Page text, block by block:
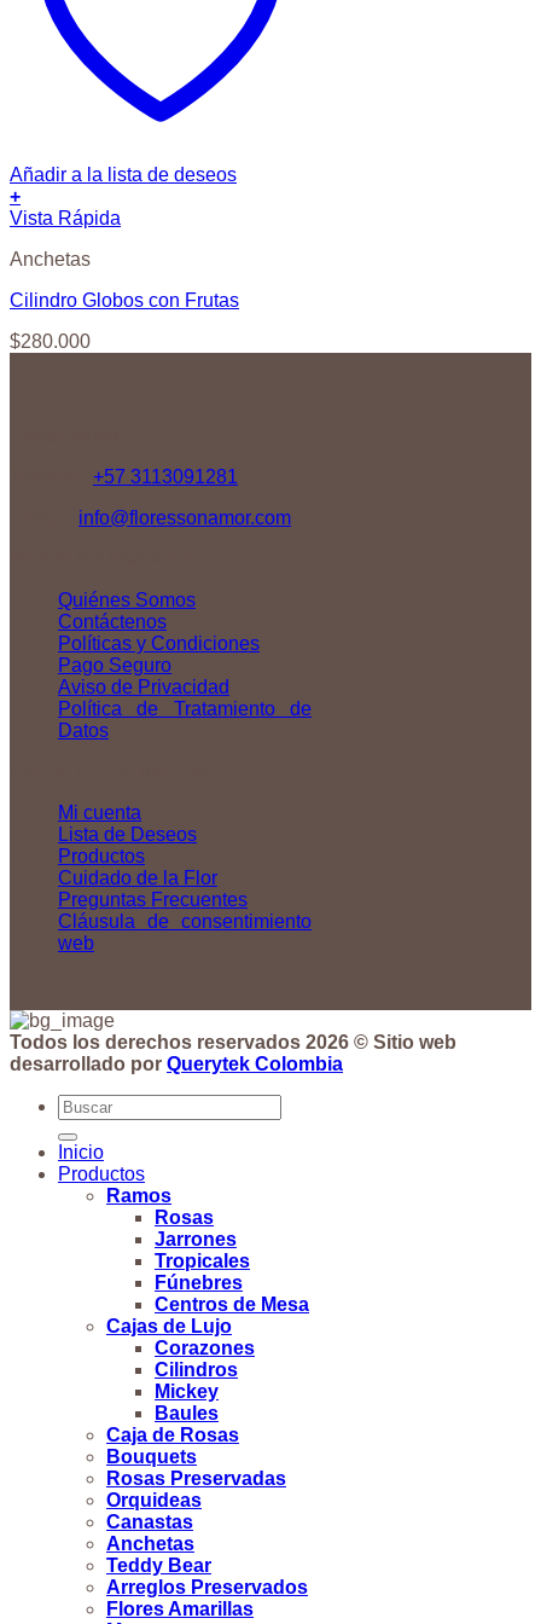
Añadir a la lista de deseos
+
Vista Rápida
Anchetas
Cilindro Globos con Frutas
$280.000
+57 3113091281
info@floressonamor.com
Quiénes Somos
Contáctenos
Políticas y Condiciones
Pago Seguro
Aviso de Privacidad
Política de Tratamiento de
Datos
Mi cuenta
Lista de Deseos
Productos
Cuidado de la Flor
Preguntas Frecuentes
Cláusula de consentimiento
web
Todos los derechos reservados 2026 © Sitio web
desarrollado por Querytek Colombia
Buscar
por:
Inicio
Productos
Ramos
Rosas
Jarrones
Tropicales
Fúnebres
Centros de Mesa
Cajas de Lujo
Corazones
Cilindros
Mickey
Baules
Caja de Rosas
Bouquets
Rosas Preservadas
Orquideas
Canastas
Anchetas
Teddy Bear
Arreglos Preservados
Flores Amarillas